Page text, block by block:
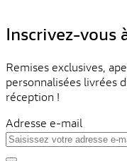
Inscrivez-vous
Remises exclusives,
personnalisées livrées
réception !
Adresse e-mail